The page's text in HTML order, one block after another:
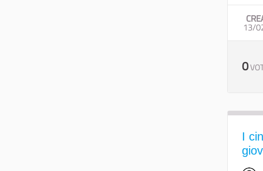
13/
0
I